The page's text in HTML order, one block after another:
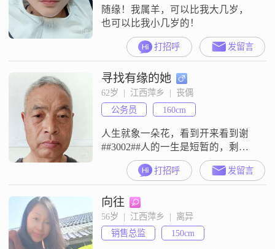
随缘！我属羊，可以比我大几岁，
也可以比我小几岁的！
打招呼 发留言
寻找有缘的她
62岁  |  江西萍乡  |  丧偶
公务员
160cm
人生就象一朵花，看到开来看到谢
##3002##人的一生是短暂的，剩下
的余生要为自己活一回，过好余下
的日子##3002##本人不抽烟不喝
酒，更不打牌##3002##喜欢打牌的
别扰！
打招呼 发留言
向往
56岁  |  江西萍乡  |  离异
销售总监
150cm